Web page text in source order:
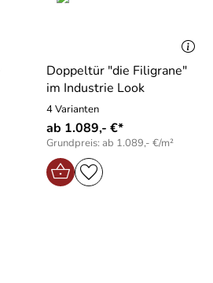
Doppeltür "die Filigrane"
im Industrie Look
4 Varianten
ab 1.089,- €*
Grundpreis: ab 1.089,- €/m²